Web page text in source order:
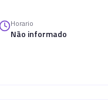
Horario
Não informado